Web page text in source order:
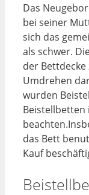
Das
bei seiner
sich das
als schwer.
der
Umdrehen
wurden
Beistellbetten
das Bett
Kauf